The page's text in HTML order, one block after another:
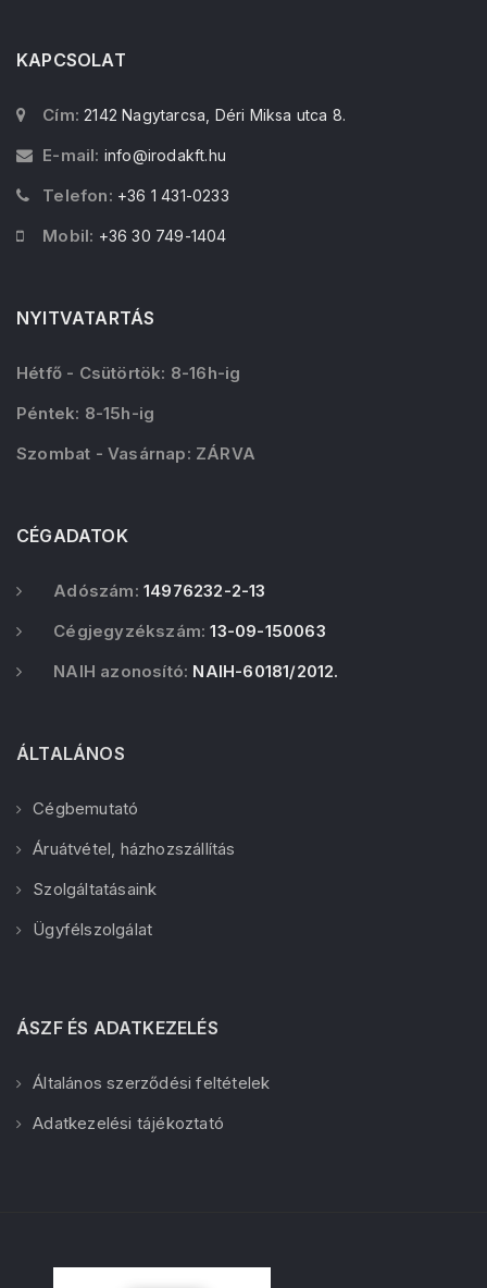
KAPCSOLAT
Cím: 2142 Nagytarcsa, Déri Miksa utca 8.
E-mail: info@irodakft.hu
Telefon: +36 1 431-0233
Mobil: +36 30 749-1404
NYITVATARTÁS
Hétfő - Csütörtök: 8-16h-ig
Péntek: 8-15h-ig
Szombat - Vasárnap: ZÁRVA
CÉGADATOK
Adószám: 14976232-2-13
Cégjegyzékszám: 13-09-150063
NAIH azonosító: NAIH-60181/2012.
ÁLTALÁNOS
Cégbemutató
Áruátvétel, házhozszállítás
Szolgáltatásaink
Ügyfélszolgálat
ÁSZF ÉS ADATKEZELÉS
Általános szerződési feltételek
Adatkezelési tájékoztató